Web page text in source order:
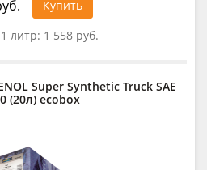
Купить
литр: 1 558 руб.
Super Synthetic Truck SAE
(20л) ecobox